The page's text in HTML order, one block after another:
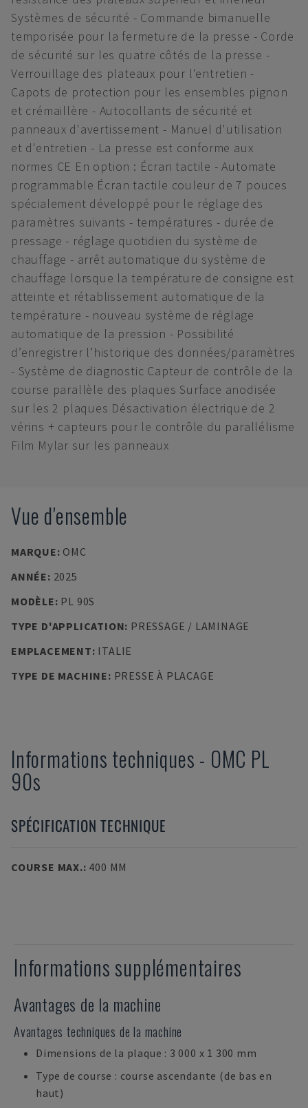
Systèmes de sécurité - Commande bimanuelle
temporisée pour la fermeture de la presse - Corde
de sécurité sur les quatre côtés de la presse -
Verrouillage des plateaux pour l'entretien -
Capots de protection pour les ensembles pignon
et crémaillère - Autocollants de sécurité et
panneaux d'avertissement - Manuel d'utilisation
et d'entretien - La presse est conforme aux
normes CE En option : Écran tactile - Automate
programmable Écran tactile couleur de 7 pouces
spécialement développé pour le réglage des
paramètres suivants - températures - durée de
pressage - réglage quotidien du système de
chauffage - arrêt automatique du système de
chauffage lorsque la température de consigne est
atteinte et rétablissement automatique de la
température - nouveau système de réglage
automatique de la pression - Possibilité
d’enregistrer l’historique des données/paramètres
- Système de diagnostic Capteur de contrôle de la
course parallèle des plaques Surface anodisée
sur les 2 plaques Désactivation électrique de 2
vérins + capteurs pour le contrôle du parallélisme
Film Mylar sur les panneaux
Vue d'ensemble
MARQUE: OMC
ANNÉE: 2025
MODÈLE: PL 90S
TYPE D'APPLICATION: PRESSAGE / LAMINAGE
EMPLACEMENT: ITALIE
TYPE DE MACHINE: PRESSE À PLACAGE
Informations techniques - OMC PL
90s
SPÉCIFICATION TECHNIQUE
COURSE MAX.: 400 MM
Informations supplémentaires
Avantages de la machine
Avantages techniques de la machine
Dimensions de la plaque : 3 000 x 1 300 mm
Type de course : course ascendante (de bas en
haut)